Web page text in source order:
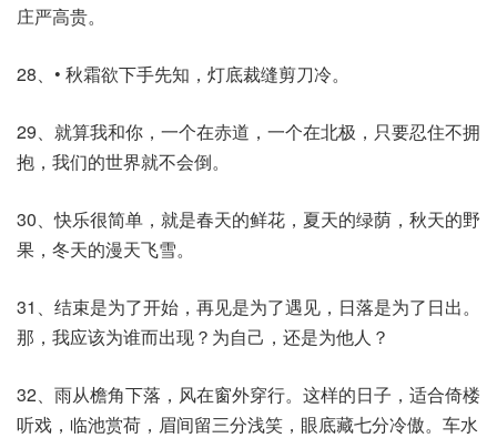
庄严高贵。
28、• 秋霜欲下手先知，灯底裁缝剪刀冷。
29、就算我和你，一个在赤道，一个在北极，只要忍住不拥
抱，我们的世界就不会倒。
30、快乐很简单，就是春天的鲜花，夏天的绿荫，秋天的野
果，冬天的漫天飞雪。
31、结束是为了开始，再见是为了遇见，日落是为了日出。
那，我应该为谁而出现？为自己，还是为他人？
32、雨从檐角下落，风在窗外穿行。这样的日子，适合倚楼
听戏，临池赏荷，眉间留三分浅笑，眼底藏七分冷傲。车水